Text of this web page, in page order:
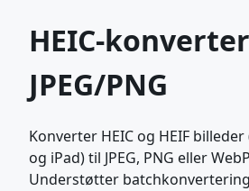
HEIC-
JPEG/PNG
Konverter HEIC og HEIF
og iPad) til JPEG, PNG eller
Understøtter